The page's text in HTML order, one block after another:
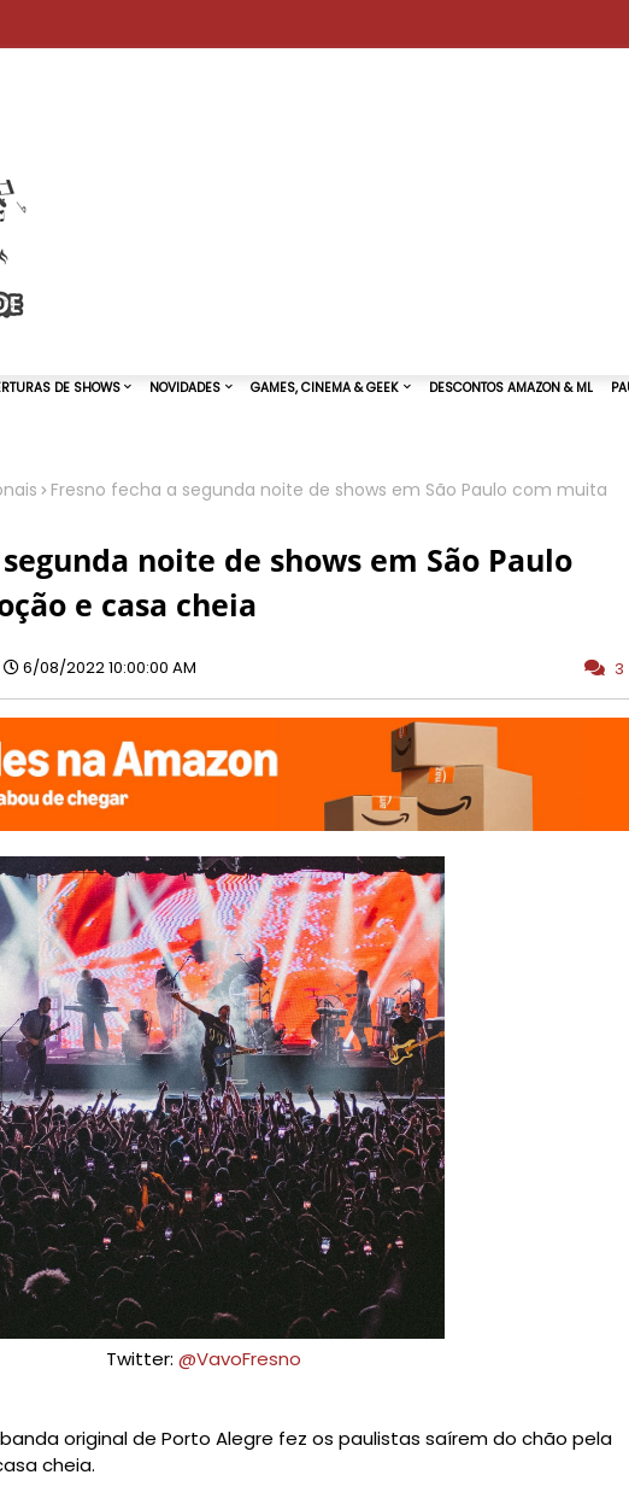
Fresno fecha a segunda noite de shows em São Paulo com muita
noite de shows em São Paulo
e casa cheia
6/08/2022 10:00:00 AM 3
Twitter: @VavoFresno
original de Porto Alegre fez os paulistas saírem do chão pela